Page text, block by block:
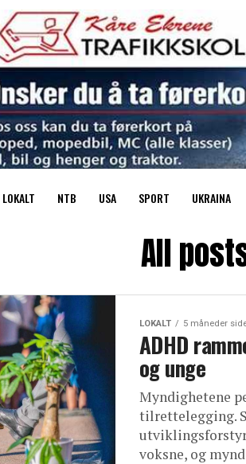
LOKALT NTB USA SPORT UKRAINA
All
LOKALT 5 måneder
ADHD
og unge
Myndighetene
tilrettelegging.
voksne, og